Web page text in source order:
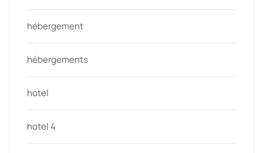
hébergement
hébergements
hotel
hotel 4